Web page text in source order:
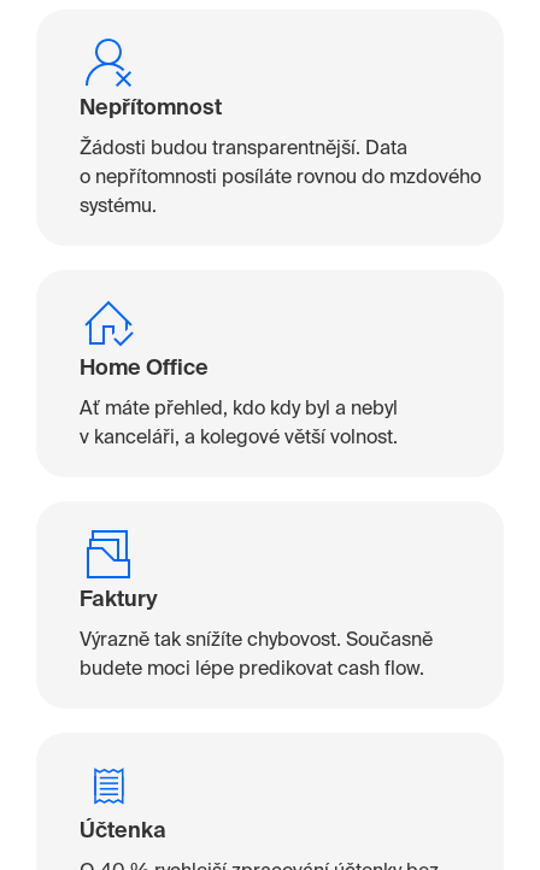
Nepřítomnost
Žádosti budou transparentnější. Data
o nepřítomnosti posíláte rovnou do mzdového
systému.
Home Office
Ať máte přehled, kdo kdy byl a nebyl
v kanceláři, a kolegové větší volnost.
Faktury
Výrazně tak snížíte chybovost. Současně
budete moci lépe predikovat cash flow.
Účtenka